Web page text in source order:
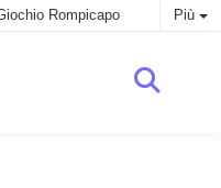
Rompicapo Più